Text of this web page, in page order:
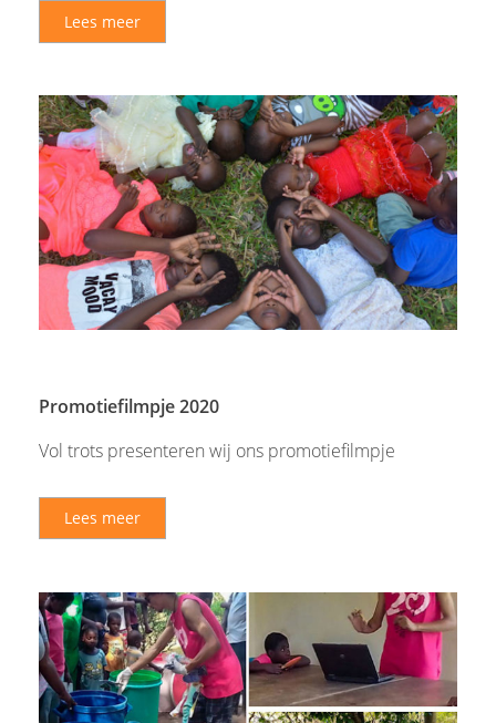
Lees meer
Promotiefilmpje 2020
Vol trots presenteren wij ons promotiefilmpje
Lees meer